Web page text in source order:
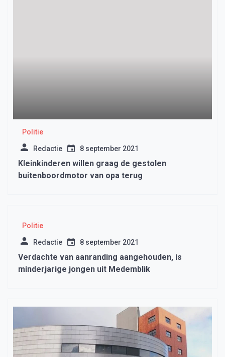
Politie
Redactie 8 september 2021
Kleinkinderen willen graag de gestolen
buitenboordmotor van opa terug
Politie
Redactie 8 september 2021
Verdachte van aanranding aangehouden, is
minderjarige jongen uit Medemblik